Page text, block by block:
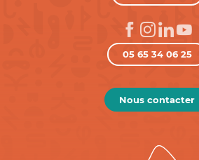
05 65 34 06 25
Nous contacter